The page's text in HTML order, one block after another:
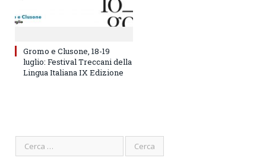
Gromo e Clusone, 18-19
luglio: Festival Treccani della
Lingua Italiana IX Edizione